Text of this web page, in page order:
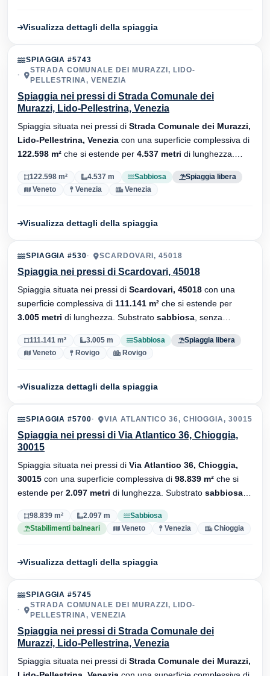
Visualizza dettagli della spiaggia
SPIAGGIA #5743
STRADA COMUNALE DEI MURAZZI, LIDO-
PELLESTRINA, VENEZIA
Spiaggia nei pressi di Strada Comunale dei
Murazzi, Lido-Pellestrina, Venezia
Spiaggia situata nei pressi di Strada Comunale dei Murazzi,
Lido-Pellestrina, Venezia con una superficie complessiva di
122.598 m² che si estende per 4.537 metri di lunghezza.
122.598 m² 4.537 m Sabbiosa
Spiaggia libera
Veneto
Venezia Venezia
Visualizza dettagli della spiaggia
SPIAGGIA #530 SCARDOVARI, 45018
Spiaggia nei pressi di Scardovari, 45018
Spiaggia situata nei pressi di Scardovari, 45018 con una
superficie complessiva di 111.141 m² che si estende per
3.005 metri di lunghezza. Substrato sabbiosa , senza
111.141 m² 3.005 m Sabbiosa
Spiaggia libera
Veneto
Rovigo Rovigo
Visualizza dettagli della spiaggia
SPIAGGIA #5700 VIA ATLANTICO 36, CHIOGGIA, 30015
Spiaggia nei pressi di Via Atlantico 36, Chioggia,
30015
Spiaggia situata nei pressi di Via Atlantico 36, Chioggia,
30015 con una superficie complessiva di 98.839 m² che si
estende per 2.097 metri di lunghezza. Substrato sabbiosa
98.839 m² 2.097 m
Sabbiosa
Stabilimenti balneari
Veneto Venezia Chioggia
Visualizza dettagli della spiaggia
SPIAGGIA #5745
STRADA COMUNALE DEI MURAZZI, LIDO-
PELLESTRINA, VENEZIA
Spiaggia nei pressi di Strada Comunale dei
Murazzi, Lido-Pellestrina, Venezia
Spiaggia situata nei pressi di Strada Comunale dei Murazzi,